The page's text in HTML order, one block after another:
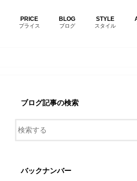
PRICE
プライス
BLOG
ブログ
STYLE
スタイル
ブログ記事の検索
バックナンバー